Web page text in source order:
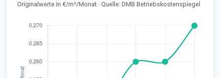
Originalwerte in €/m²/Monat · Quelle: DMB Betriebskostenspiegel